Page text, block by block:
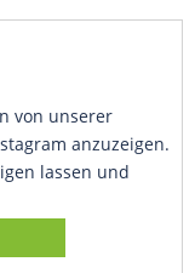
von unserer
anzuzeigen.
lassen und